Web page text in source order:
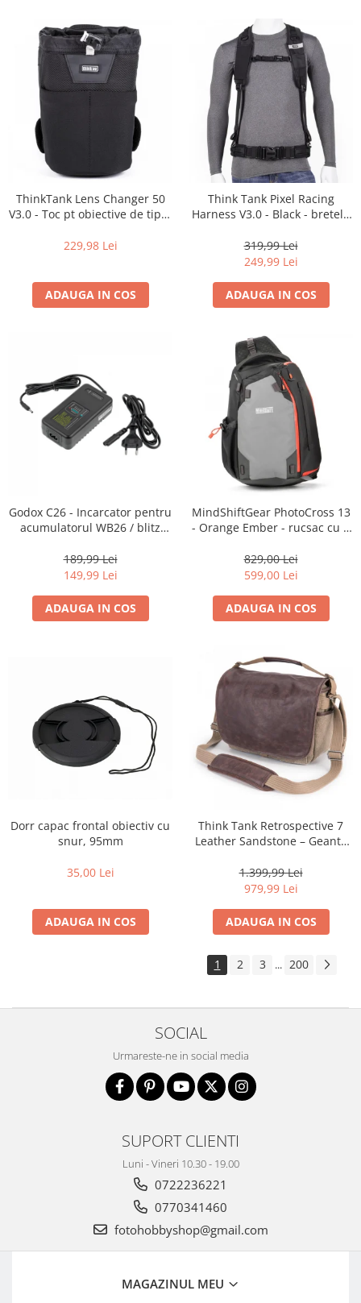
Fundaluri
Suporti pentru fundaluri
Blende
Umbrele
Corturi si mese pt. fotografia de
produs
Declansatoare Radio si Infrarosu
Huse si genti pentru studio
Calibrare expunere
Scannere Documente
Hartie foto
Filme foto si scanere film
Filme instant FUJI INSTAX
diapozitive 35mm color
diapozitive late 120mm color
negative late 120mm color
Scanere Film
Binocluri, Lupe si Telescoape
Accesorii pentru Lunete si
Telescoape
Aparate de colectie
format 24x36mm
Aparate foto de colectie, cu burduf
Biobiective
Aparate foto de colectie , Stereo
Aparate foto de colectie -
Accesorii pt. aparate foto de
Aparate de colectie de tip Box-
Reviste, carti si software
Aparate foto SECOND HAND
Aparate foto Mirrorless (SH)
ThinkTank Lens Changer 50
V3.0 - Toc pt obiective de tipul
229,98 Lei
ADAUGA IN COS
Think Tank Pixel Racing
Harness V3.0 - Black - bretele
319,99 Lei
249,99 Lei
ADAUGA IN COS
Godox C26 - Incarcator pentru
acumulatorul WB26 / blitz
189,99 Lei
149,99 Lei
ADAUGA IN COS
MindShiftGear PhotoCross 13
- Orange Ember - rucsac cu o
829,00 Lei
599,00 Lei
ADAUGA IN COS
Dorr capac frontal obiectiv cu
snur, 95mm
35,00 Lei
ADAUGA IN COS
Think Tank Retrospective 7
Leather Sandstone – Geantă
DSLR/Mirrorless
1.399,99 Lei
979,99 Lei
ADAUGA IN COS
1 2 3 ... 200
SOCIAL
Urmareste-ne in social media
SUPORT CLIENTI
Luni - Vineri 10.30 - 19.00
0722236221
0770341460
fotohobbyshop@gmail.com
MAGAZINUL MEU